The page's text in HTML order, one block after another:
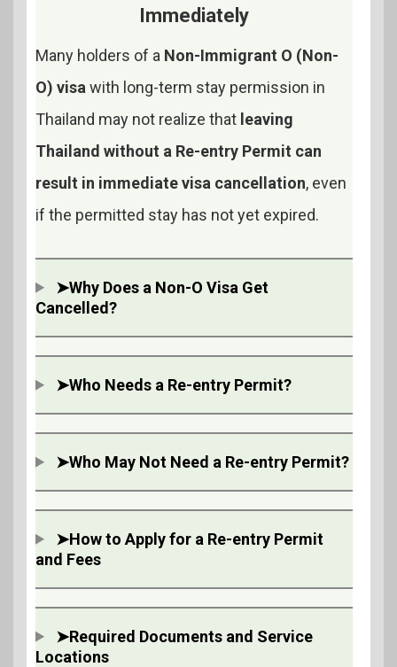
Immediately
Many holders of a Non-Immigrant O (Non-
O) visa with long-term stay permission in
Thailand may not realize that leaving
Thailand without a Re-entry Permit can
result in immediate visa cancellation, even
if the permitted stay has not yet expired.
➤Why Does a Non-O Visa Get
Cancelled?
➤Who Needs a Re-entry Permit?
➤Who May Not Need a Re-entry Permit?
➤How to Apply for a Re-entry Permit
and Fees
➤Required Documentsand Service
Locations